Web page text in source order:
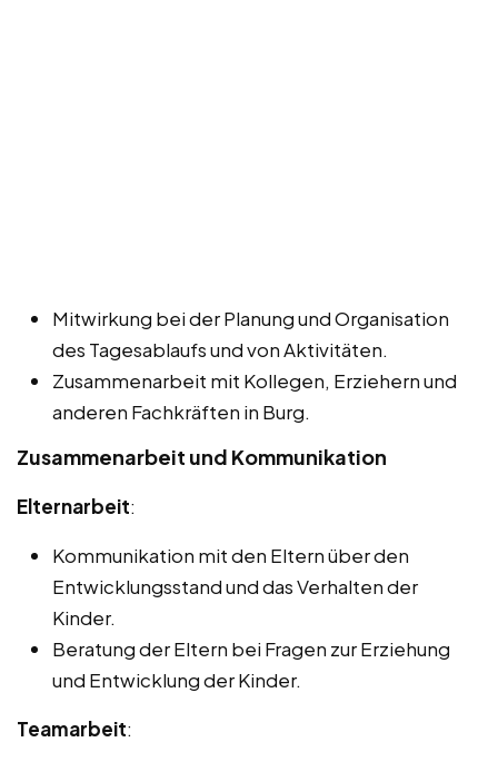
Mitwirkung bei der Planung und Organisation
des Tagesablaufs und von Aktivitäten.
Zusammenarbeit mit Kollegen, Erziehern und
anderen Fachkräften in Burg.
Zusammenarbeit und Kommunikation
Elternarbeit:
Kommunikation mit den Eltern über den
Entwicklungsstand und das Verhalten der
Kinder.
Beratung der Eltern bei Fragen zur Erziehung
und Entwicklung der Kinder.
Teamarbeit: